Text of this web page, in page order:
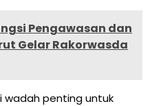
Pengawasan dan
Gelar Rakorwasda
penting untuk